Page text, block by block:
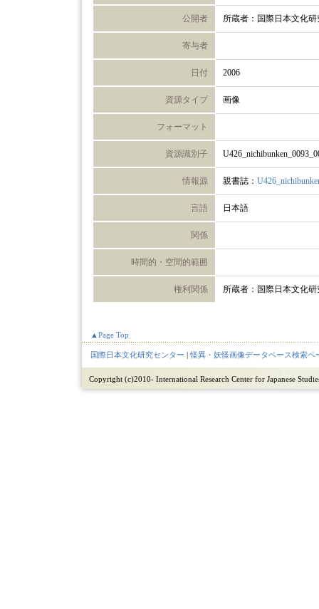
公開者 所蔵者：国際日本文化
寄与者
日付 2006
資源タイプ 画像
フォーマット
資源識別子
情報源 親書誌：
言語 日本語
関係
時間的・空間的範囲
権利関係 所蔵者：国際日本文化
▲Page Top
国際日本文化研究センター |怪異・妖怪画像データベース検索ペ
Copyright (c)2010- International Research Center for Japanese